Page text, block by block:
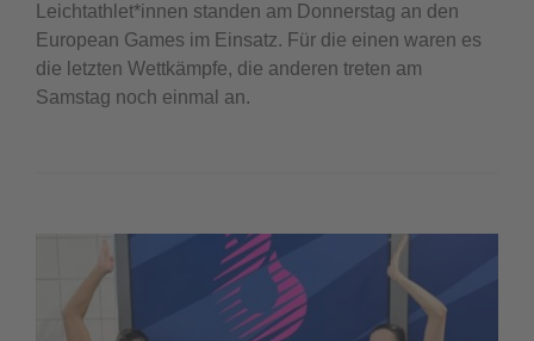
Leichtathlet*innen standen am Donnerstag an den
European Games im Einsatz. Für die einen waren es
die letzten Wettkämpfe, die anderen treten am
Samstag noch einmal an.